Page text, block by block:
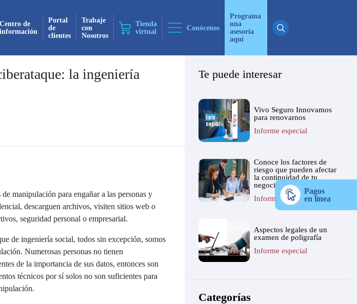
Centro de
información
Portal
de
clientes
Trabaje
con
Nosotros
Tienda
virtual
Conócenos
Programa
una
asesoría
aquí
la ingeniería
manipulación para engañar a las personas y
descarguen archivos, visiten sitios web o
seguridad personal o empresarial.
de ingeniería social, todos sin excepción, somos
Numerosas personas no tienen
de la importancia de sus datos, entonces son
técnicos por sí solos no son suficientes para
actualizaciones y noticias
Te puede interesar
Vivo Seguro Innovamos
para renovarnos
Informe especial
Conoce los factores de
riesgo que pueden afectar
la continuidad de tu
negocio
Informe especial
Aspectos legales de un
examen de poligrafía
Informe especial
Categorías
Pagos
en línea